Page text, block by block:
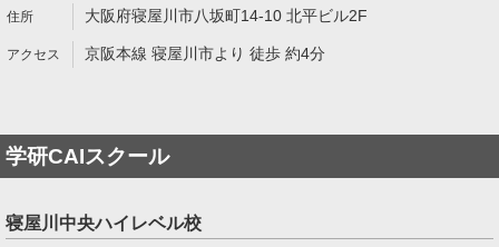
大阪府寝屋川市八坂町14-10 北平ビル2F
京阪本線 寝屋川市より 徒歩 約4分
学研CAIスクール
寝屋川中央ハイレベル校